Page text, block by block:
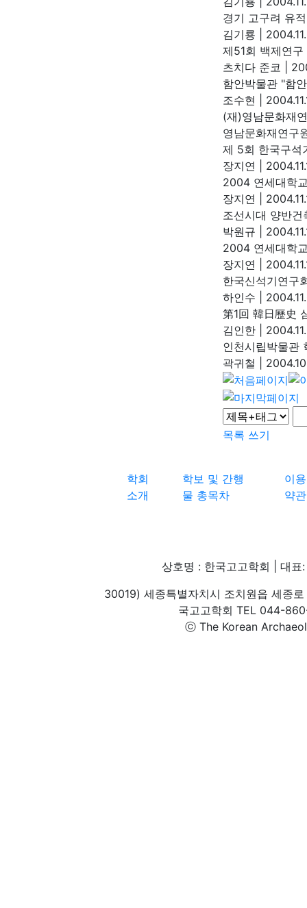
경기 고구려 유
김기룡
제51회 백제연
츠치다 준코
함안박물관 "함
조수현
(재)영남문화재
영남문화재연구
제 5회 한국구석
장지연
2004 연세대학
장지연
조선시대 양반
박원규
2004 연세대학
장지연
한국신석기연구
하인수
第1回 韓日歷史
김인한
인천시립박물관
곽귀철
목록 쓰기
학회
소개
학보 및 간행
물 총목차
이용
약관
상호명 : 한국고고학회 | 대
30019) 세종특별자치시 조치원읍 세종
국고고학회 TEL 044-
ⓒ The Korean